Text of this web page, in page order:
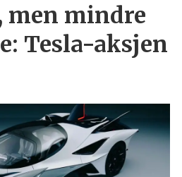
men mindre
Tesla-aksjen